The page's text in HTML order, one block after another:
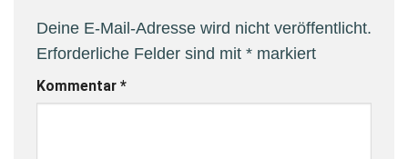
Deine E-Mail-Adresse wird nicht veröffentlicht.
Erforderliche Felder sind mit * markiert
Kommentar *